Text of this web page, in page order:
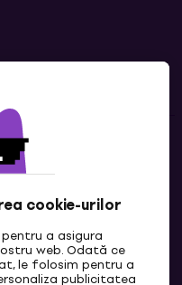
cookie-urilor
a asigura
web. Odată ce
le folosim pentru a
publicitatea
ne